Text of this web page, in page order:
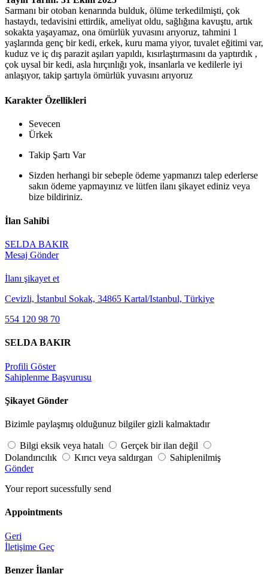
Sarmanı bir otoban kenarında bulduk, ölüme terkedilmişti, çok
hastaydı, tedavisini ettirdik, ameliyat oldu, sağlığına kavuştu, artık
sokakta yaşayamaz, ona ömürlük yuvasını arıyoruz, tahmini 1
yaşlarında genç bir kedi, erkek, kuru mama yiyor, tuvalet eğitimi var,
kuduz ve iç dış parazit aşıları yapıldı, kısırlaştırmasını da yaptırdık ,
çok uysal bir kedi, asla hırçınlığı yok, insanlarla ve kedilerle iyi
anlaşıyor, takip şartıyla ömürlük yuvasını arıyoruz
Karakter Özellikleri
Sevecen
Ürkek
Takip Şartı Var
Sizden herhangi bir sebeple ödeme yapmanızı talep ederlerse
sakın ödeme yapmayınız ve lütfen ilanı şikayet ediniz veya
bize bildiriniz.
İlan Sahibi
SELDA BAKIR
Mesaj Gönder
İlanı şikayet et
Cevizli, İstanbul Sokak, 34865 Kartal/Istanbul, Türkiye
554 120 98 70
SELDA BAKIR
Profili Göster
Sahiplenme Başvurusu
Şikayet Gönder
Bizimle paylaşmış olduğunuz bilgiler gizli kalmaktadır
Bilgi eksik veya hatalı
Gerçek bir ilan değil
Dolandırıcılık
Kırıcı veya saldırgan
Sahiplenilmiş
Gönder
Your report sucessfully send
Appointments
Geri
İletişime Geç
Benzer İlanlar